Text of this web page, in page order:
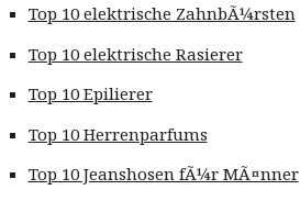
Top 10 elektrische ZahnbÃ¼rsten
Top 10 elektrische Rasierer
Top 10 Epilierer
Top 10 Herrenparfums
Top 10 Jeanshosen fÃ¼r MÃ¤nner